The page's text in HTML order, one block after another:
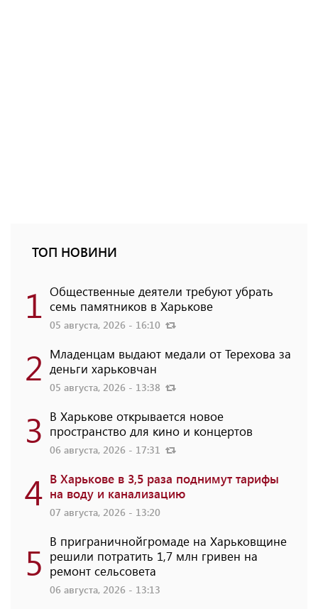
ТОП НОВИНИ
1 Общественные деятели требуют убрать
семь памятников в Харькове
05 августа, 2026 - 16:10
2 Младенцам выдают медали от Терехова за
деньги харьковчан
05 августа, 2026 - 13:38
3 В Харькове открывается новое
пространство для кино и концертов
06 августа, 2026 - 17:31
4 В Харькове в 3,5 раза поднимут тарифы
на воду и канализацию
07 августа, 2026 - 13:20
5 В приграничнойгромаде на Харьковщине
решили потратить 1,7 млн ​​гривен на
ремонт сельсовета
06 августа, 2026 - 13:13